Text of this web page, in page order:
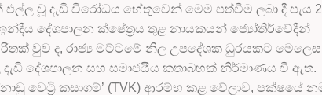
වූ දැඩි විරෝධය හේතුවෙන් මෙම පත්වීම ලබා දී පැය
දේශපාලන ක්ෂේත්‍රය තුළ නායකයන් ජ්‍යෝතිර්වේදීන්
වුව ද, රාජ්‍ය මට්ටමේ නිල උපදේශක ධුරයකට මෙලෙස
දේශපාලන සහ සමාජයීය කතාබහක් නිර්මාණය වී ඇත.
වෙට්‍රි කසාගම්’ (TVK) ආරම්භ කළ වේලාව, පක්ෂයේ